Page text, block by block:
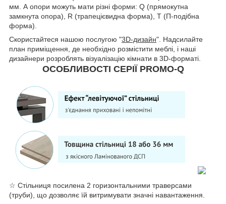
мм. А опори можуть мати різні форми: Q (прямокутна
замкнута опора), R (трапецієвидна форма), Т (П-подібна
форма).
Скористайтеся нашою послугою "3D-дизайн". Надсилайте
план приміщення, де необхідно розмістити меблі, і наші
дизайнери розроблять візуалізацію кімнати в 3D-форматі.
ОСОБЛИВОСТІ СЕРІЇ PROMO-Q
☆ Стільниця посилена 2 горизонтальними траверсами
(труби), що дозволяє їй витримувати значні навантаження.